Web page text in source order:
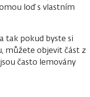
loď s vlastním
tak pokud byste si
můžete objevit část z
často lemovány